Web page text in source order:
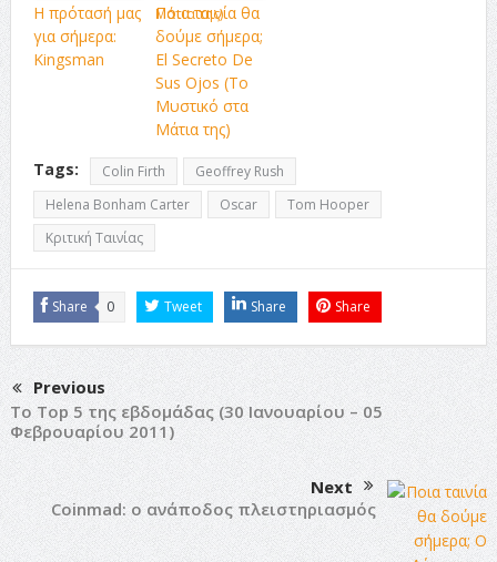
Η πρότασή μας
για σήμερα:
Kingsman
Ποια ταινία θα
δούμε σήμερα;
El Secreto De
Sus Ojos (Το
Μυστικό στα
Μάτια της)
Tags:
Colin Firth
Geoffrey Rush
Helena Bonham Carter
Oscar
Tom Hooper
Κριτική Ταινίας
Share 0 Tweet Share Share
Previous
Το Top 5 της εβδομάδας (30 Ιανουαρίου – 05
Φεβρουαρίου 2011)
Next
Coinmad: ο ανάποδος πλειστηριασμός